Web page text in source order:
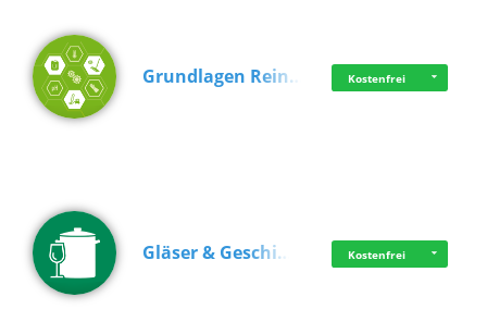
Grundlagen Rein… Kostenfrei
Gläser & Geschi… Kostenfrei